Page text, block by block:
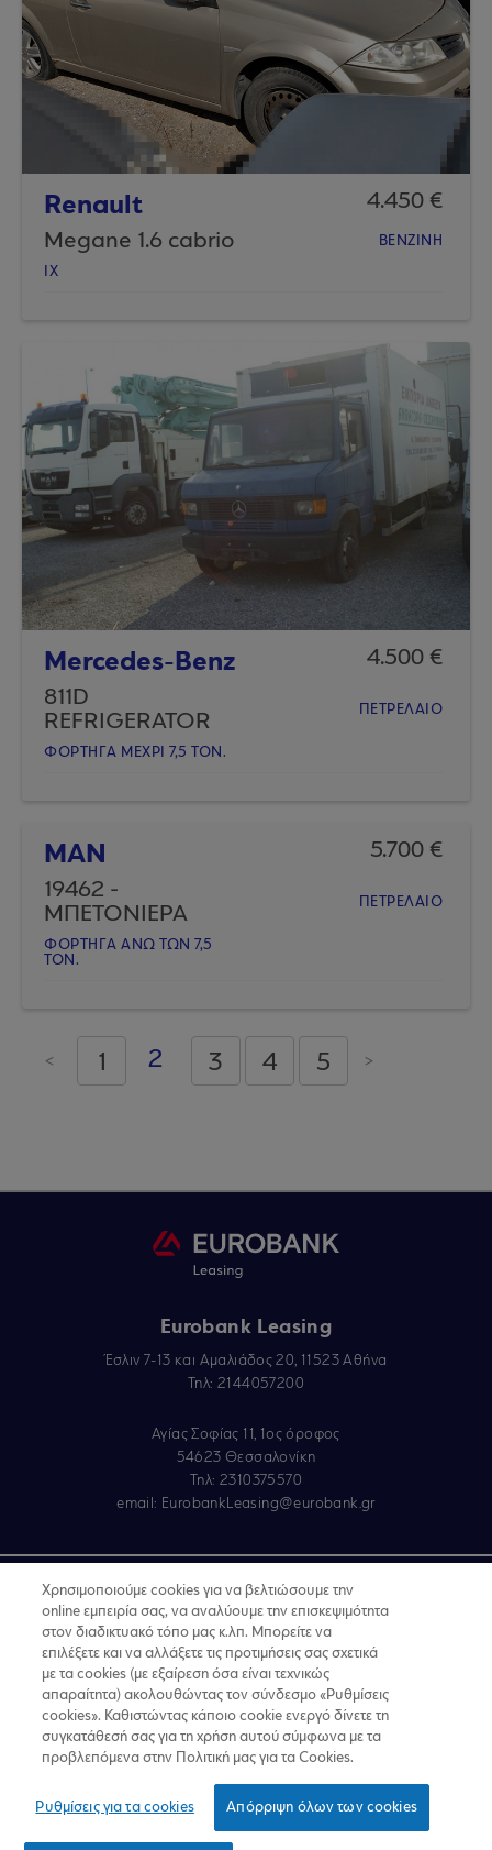
Renault
4.450 €
Megane 1.6 cabrio
ΒΕΝΖΙΝΗ
ΙΧ
Mercedes-Benz
4.500 €
811D
REFRIGERATOR
ΠΕΤΡΕΛΑΙΟ
ΦΟΡΤΗΓA ΜΕΧΡΙ 7,5 ΤΟΝ.
MAN
5.700 €
19462 -
ΜΠΕΤΟΝΙΕΡΑ
ΠΕΤΡΕΛΑΙΟ
ΦΟΡΤΗΓA AΝΩ ΤΩΝ 7,5
ΤΟΝ.
Σελίδες
< 1 2 3 4 5 >
Eurobank Leasing
Έσλιν 7-13 και Αμαλιάδος 20, 11523 Αθήνα
Τηλ: 2144057200
Αγίας Σοφίας 11, 1ος όροφος
54623 Θεσσαλονίκη
Τηλ: 2310375570
email: EurobankLeasing@eurobank.gr
Copyright © 2019
Όροι Χρήσης
Προσωπικά δεδομένα στον Διαδικτυακό Τόπο
GDPR - Προσωπικά Δεδομένα
Πολιτική Cookies
Για να υποβάλετε παράπονο
Χρησιμοποιούμε cookies για να βελτιώσουμε την
online εμπειρία σας, να αναλύουμε την επισκεψιμότητα
στον διαδικτυακό τόπο μας κ.λπ. Μπορείτε να
επιλέξετε και να αλλάξετε τις προτιμήσεις σας σχετικά
με τα cookies (με εξαίρεση όσα είναι τεχνικώς
απαραίτητα) ακολουθώντας τον σύνδεσμο «Ρυθμίσεις
cookies». Καθιστώντας κάποιο cookie ενεργό δίνετε τη
συγκατάθεσή σας για τη χρήση αυτού σύμφωνα με τα
προβλεπόμενα στην Πολιτική μας για τα Cookies.
Ρυθμίσεις για τα cookies Απόρριψη όλων των cookies